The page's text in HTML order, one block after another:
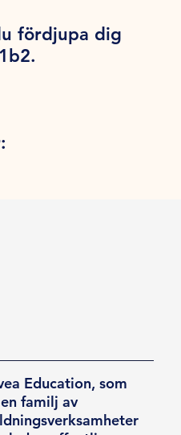
fördjupa dig
Education, som
familj av